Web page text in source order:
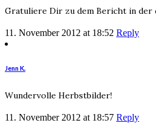
Gratuliere Dir zu dem Bericht in der
11. November 2012 at 18:52 Reply
Jenn K.
Wundervolle Herbstbilder!
11. November 2012 at 18:57 Reply